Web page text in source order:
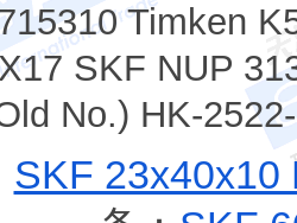
Timken
SKF NUP
No.) HK-
SKF 23x40x10